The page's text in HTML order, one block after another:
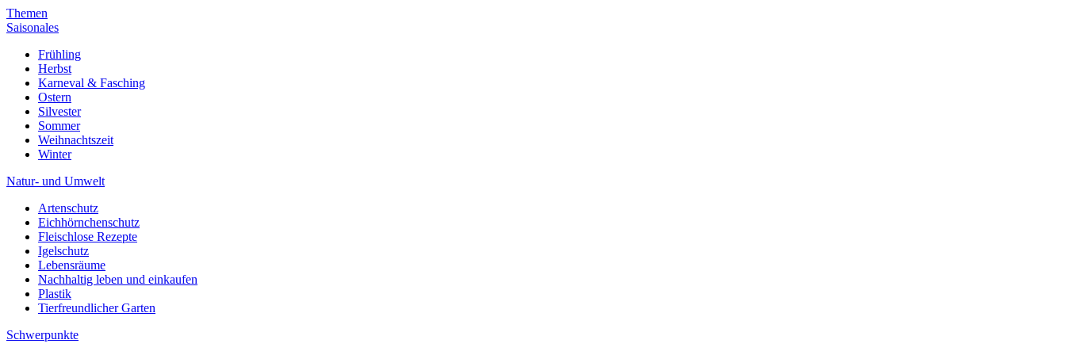
Themen
Saisonales
Frühling
Herbst
Karneval & Fasching
Ostern
Silvester
Sommer
Weihnachtszeit
Winter
Natur- und Umwelt
Artenschutz
Eichhörnchenschutz
Fleischlose Rezepte
Igelschutz
Lebensräume
Nachhaltig leben und einkaufen
Plastik
Tierfreundlicher Garten
Schwerpunkte